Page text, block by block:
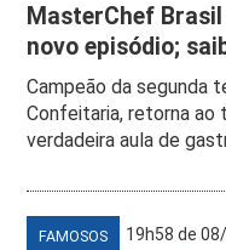
MasterChef
novo episódio;
Campeão da segunda
Confeitaria, retorna ao
verdadeira aula de
FAMOSOS 19h58 de